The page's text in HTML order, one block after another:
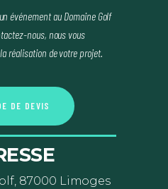
événement au Domaine Golf
nous, nous vous
réalisation de votre projet.
E DE DEVIS
87000 Limoges